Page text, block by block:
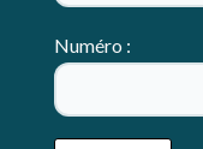
Numéro :